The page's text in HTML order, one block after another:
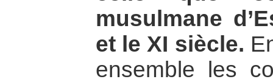
musulmane
et le XI siècle.
ensemble les